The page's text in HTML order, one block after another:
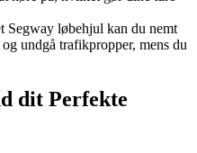
Segway løbehjul kan du nemt
undgå trafikpropper, mens du
dit Perfekte